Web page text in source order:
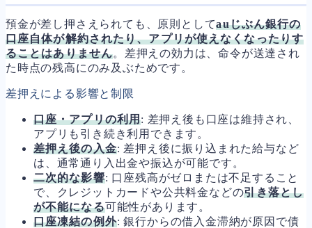
預金が差し押さえられても、原則としてauじぶん銀行の
口座自体が解約されたり、アプリが使えなくなったりす
ることはありません。差押えの効力は、命令が送達され
た時点の残高にのみ及ぶためです。
差押えによる影響と制限
口座・アプリの利用: 差押え後も口座は維持され、
アプリも引き続き利用できます。
差押え後の入金: 差押え後に振り込まれた給与など
は、通常通り入出金や振込が可能です。
二次的な影響: 口座残高がゼロまたは不足すること
で、クレジットカードや公共料金などの引き落とし
が不能になる可能性があります。
口座凍結の例外: 銀行からの借入金滞納が原因で債